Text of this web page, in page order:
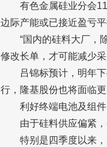
有色金属硅业分会
边际产能或已接近盈亏
“国内的硅料大厂，
修改长单，才可能减少采
吕锦标预计，明年
行，隆基股份也将面临更
利好终端电池及组件
由于硅料供应偏紧
特别是四季度以来